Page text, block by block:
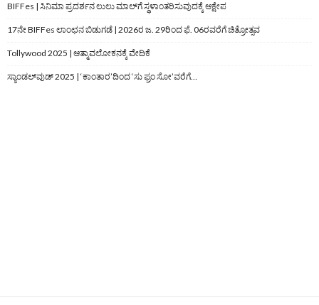
BIFFes | ಸಿನಿಮಾ ಪ್ರದರ್ಶನ ಲುಲು ಮಾಲ್‌ಗೆ ಸ್ಥಳಾಂತರಿಸುವುದಕ್ಕೆ ಆಕ್ಷೇಪ
17ನೇ BIFFes ಲಾಂಛನ ಬಿಡುಗಡೆ | 2026ರ ಜ. 29ರಿಂದ ಫೆ. 06ರವರೆಗೆ ಚಿತ್ರೋತ್ಸವ
Tollywood 2025 | ಆತ್ಮಾವಲೋಕನಕ್ಕೆ ವೇದಿಕೆ
ಸ್ಯಾಂಡಲ್‌ವುಡ್‌ 2025 | ‘ಕಾಂತಾರ’ದಿಂದ ‘ಸು ಫ್ರಂ ಸೋ’ವರೆಗೆ…